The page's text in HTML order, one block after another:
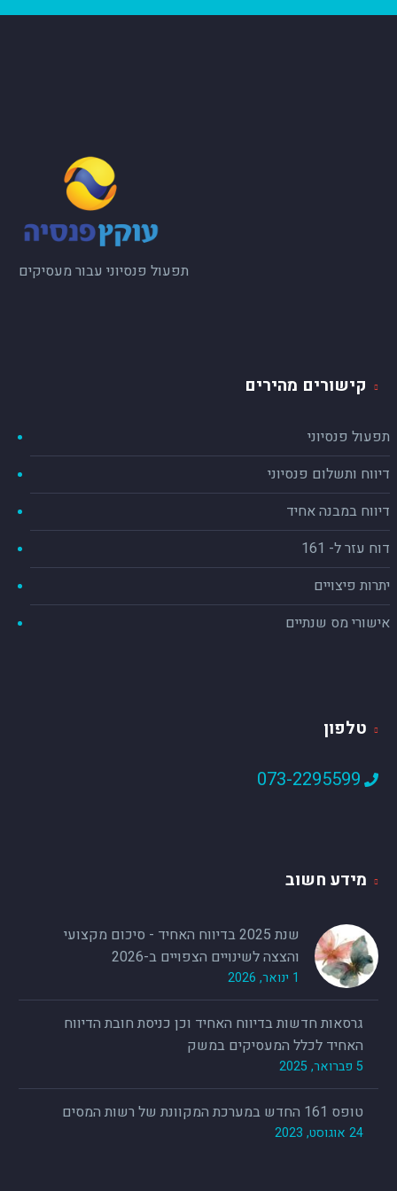
תפעול פנסיוני עבור מעסיקים
קישורים מהירים
תפעול פנסיוני
דיווח ותשלום פנסיוני
דיווח במבנה אחיד
דוח עזר ל- 161
יתרות פיצויים
אישורי מס שנתיים
טלפון
073-2295599
מידע חשוב
שנת 2025 בדיווח האחיד - סיכום מקצועי
והצצה לשינויים הצפויים ב-2026
1 ינואר, 2026
גרסאות חדשות בדיווח האחיד וכן כניסת חובת הדיווח
האחיד לכלל המעסיקים במשק
5 פברואר, 2025
טופס 161 החדש במערכת המקוונת של רשות המסים
24 אוגוסט, 2023